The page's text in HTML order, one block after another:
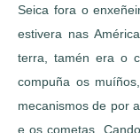
Seica fora o
estivera nas
terra, tamén era o
compuña os
mecanismos de por
e os cometas.